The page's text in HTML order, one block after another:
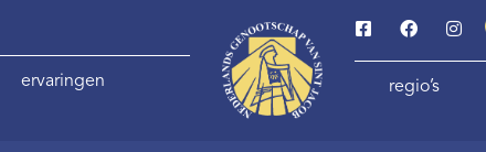
ervaringen regio’s